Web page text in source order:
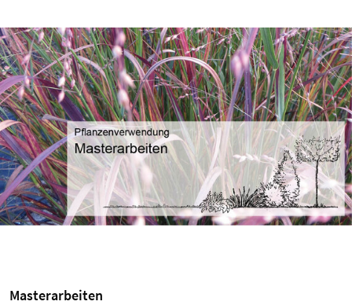
Masterarbeiten